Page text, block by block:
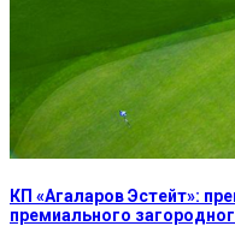
КП «Агаларов Эстейт»:
премиального